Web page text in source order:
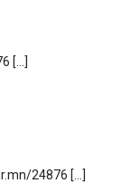
[…]
24876 […]